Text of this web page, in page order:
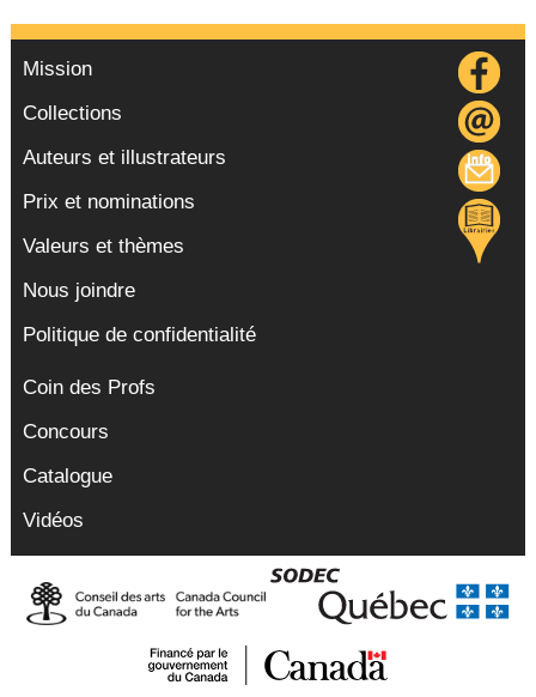
Mission
Collections
Auteurs et illustrateurs
Prix et nominations
Valeurs et thèmes
Nous joindre
Politique de confidentialité
Coin des Profs
Concours
Catalogue
Vidéos